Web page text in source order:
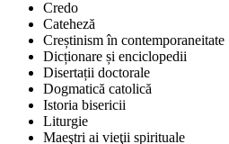
Credo
Cateheză
Creștinism în contemporaneitate
Dicționare și enciclopedii
Disertații doctorale
Dogmatică catolică
Istoria bisericii
Liturgie
Maeştri ai vieţii spirituale